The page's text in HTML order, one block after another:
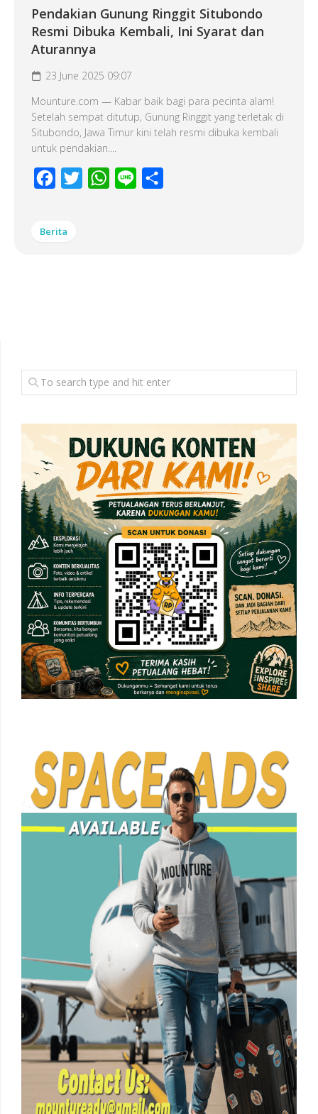
Pendakian Gunung Ringgit Situbondo
Resmi Dibuka Kembali, Ini Syarat dan
Aturannya
23 June 2025 09:07
Mounture.com — Kabar baik bagi para pecinta alam!
Setelah sempat ditutup, Gunung Ringgit yang terletak di
Situbondo, Jawa Timur kini telah resmi dibuka kembali
untuk pendakian....
Facebook
Twitter WhatsApp
Line
Berita